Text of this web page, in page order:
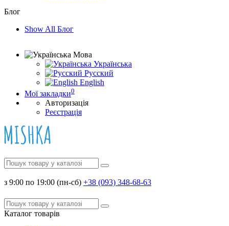
Блог
Show All Блог
Мова
Українська
Русский
English
Мої закладки0
Авторизація
Реєстрація
з 9:00 по 19:00 (пн-сб) +38 (093) 348-68-63
Каталог товарів